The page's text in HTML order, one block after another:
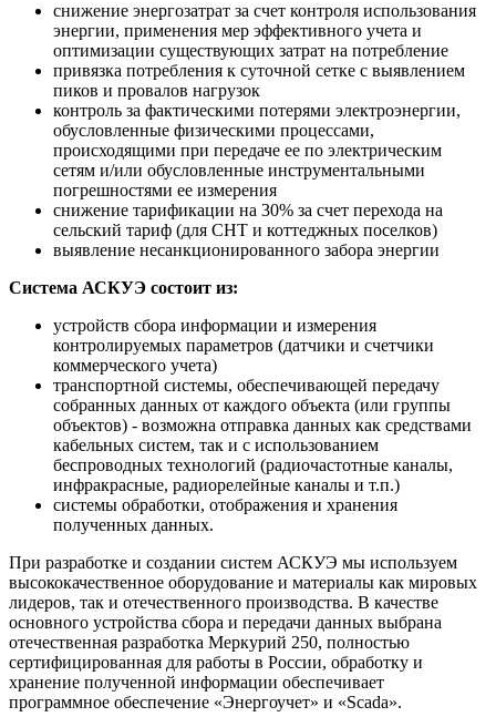
снижение энергозатрат за счет контроля использования
энергии, применения мер эффективного учета и
оптимизации существующих затрат на потребление
привязка потребления к суточной сетке с выявлением
пиков и провалов нагрузок
контроль за фактическими потерями электроэнергии,
обусловленные физическими процессами,
происходящими при передаче ее по электрическим
сетям и/или обусловленные инструментальными
погрешностями ее измерения
снижение тарификации на 30% за счет перехода на
сельский тариф (для СНТ и коттеджных поселков)
выявление несанкционированного забора энергии
Система АСКУЭ состоит из:
устройств сбора информации и измерения
контролируемых параметров (датчики и счетчики
коммерческого учета)
транспортной системы, обеспечивающей передачу
собранных данных от каждого объекта (или группы
объектов) - возможна отправка данных как средствами
кабельных систем, так и с использованием
беспроводных технологий (радиочастотные каналы,
инфракрасные, радиорелейные каналы и т.п.)
системы обработки, отображения и хранения
полученных данных.
При разработке и создании систем АСКУЭ мы используем
высококачественное оборудование и материалы как мировых
лидеров, так и отечественного производства. В качестве
основного устройства сбора и передачи данных выбрана
отечественная разработка Меркурий 250, полностью
сертифицированная для работы в России, обработку и
хранение полученной информации обеспечивает
программное обеспечение «Энергоучет» и «Scada».